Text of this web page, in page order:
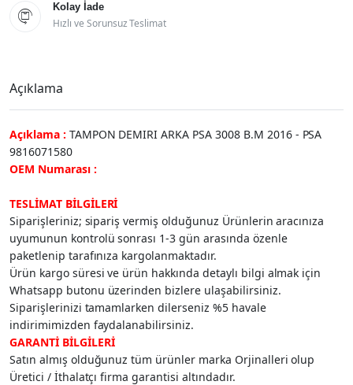

Kolay İade
Hızlı ve Sorunsuz Teslimat
Açıklama
Açıklama : TAMPON DEMIRI ARKA PSA 3008 B.M 2016 - PSA
9816071580
OEM Numarası :
TESLİMAT BİLGİLERİ
Siparişleriniz; sipariş vermiş olduğunuz Ürünlerin aracınıza
uyumunun kontrolü sonrası 1-3 gün arasında özenle
paketlenip tarafınıza kargolanmaktadır.
Ürün kargo süresi ve ürün hakkında detaylı bilgi almak için
Whatsapp butonu üzerinden bizlere ulaşabilirsiniz.
Siparişlerinizi tamamlarken dilerseniz %5 havale
indirimimizden faydalanabilirsiniz.
GARANTİ BİLGİLERİ
Satın almış olduğunuz tüm ürünler marka Orjinalleri olup
Üretici / İthalatçı firma garantisi altındadır.